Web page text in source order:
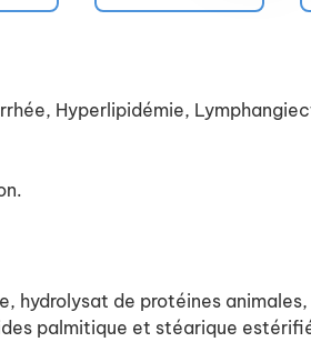
Hyperlipidémie,
hydrolysat de protéines
palmitique et stéarique